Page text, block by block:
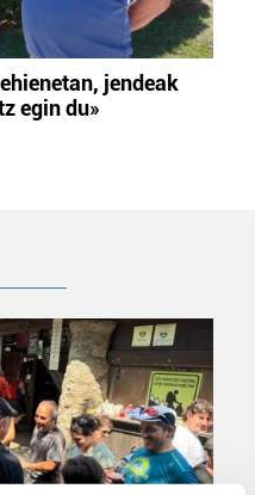
jendeak
egin du»